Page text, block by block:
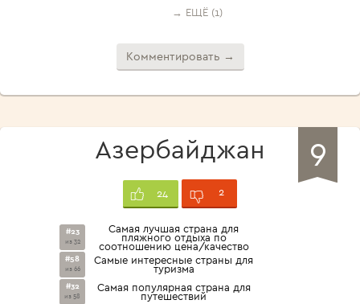
→ ЕЩЁ (1)
Комментировать →
9
Азербайджан
24 2
#23
из 32
Самая лучшая страна для
пляжного отдыха по
соотношению цена/качество
#58
из 66
Самые интересные страны для
туризма
#32
из 58
Самая популярная страна для
путешествий